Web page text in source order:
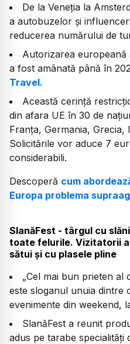
De la Veneția la
a autobuzelor și
reducerea numărului de
Autorizarea
a fost amânată până în
Travel.
Această cerință
din afara UE în 30 de
Franța, Germania, Grecia,
Solicitările vor aduce 7
considerabili.
Descoperă cum
Europa problema
SlanăFest - târgul cu
toate felurile. Vizitatorii
sătui și cu plasele pline
„Cel mai bun prieten al
este sloganul unuia dintre
evenimente din weekend,
SlanăFest a reunit
adus pe tarabe specialități